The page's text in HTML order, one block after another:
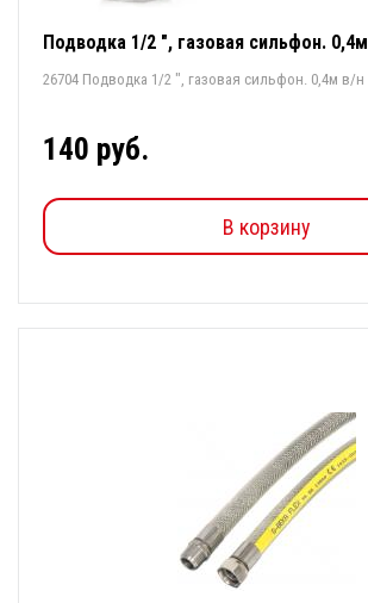
Подводка 1/2 ", газовая сильфон.
26704 Подводка 1/2 ", газовая сильфон. 0,4м в/н
140 руб.
В корзину